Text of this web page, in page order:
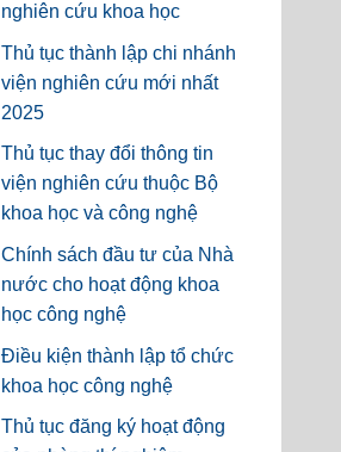
nghiên cứu khoa học
Thủ tục thành lập chi nhánh
viện nghiên cứu mới nhất
2025
Thủ tục thay đổi thông tin
viện nghiên cứu thuộc Bộ
khoa học và công nghệ
Chính sách đầu tư của Nhà
nước cho hoạt động khoa
học công nghệ
Điều kiện thành lập tổ chức
khoa học công nghệ
Thủ tục đăng ký hoạt động